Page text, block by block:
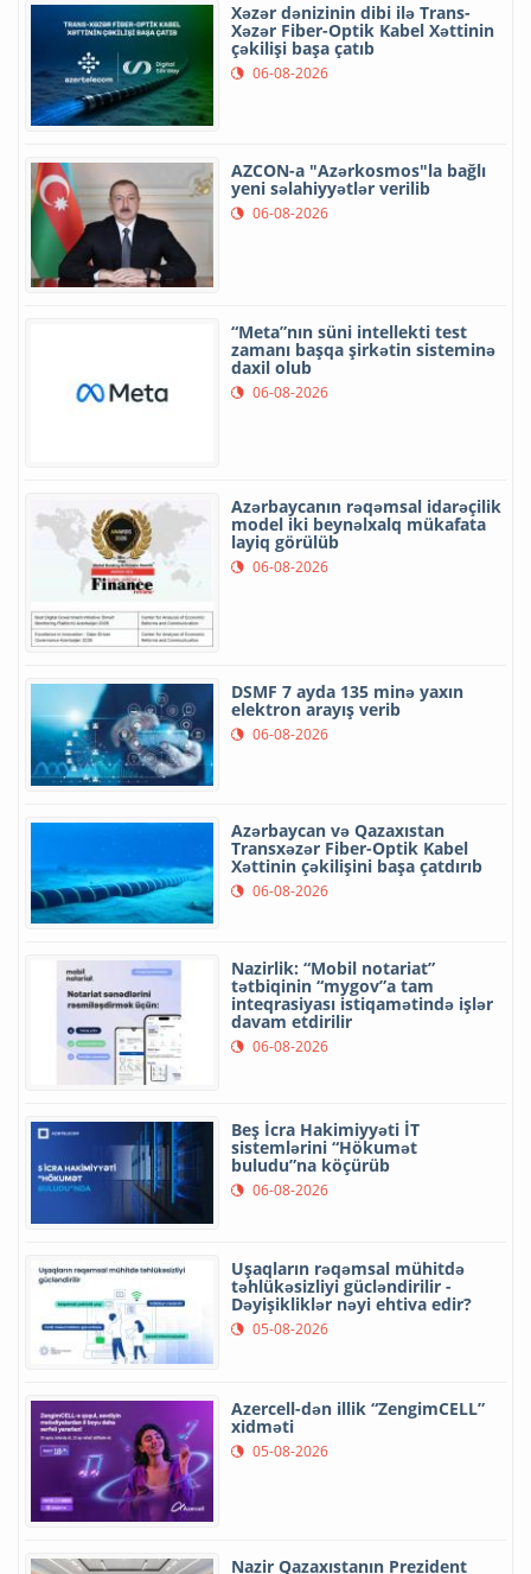
Xəzər dənizinin dibi ilə Trans-
Xəzər Fiber-Optik Kabel Xəttinin
çəkilişi başa çatıb
06-08-2026
AZCON-a "Azərkosmos"la bağlı
yeni səlahiyyətlər verilib
06-08-2026
“Meta”nın süni intellekti test
zamanı başqa şirkətin sisteminə
daxil olub
06-08-2026
Azərbaycanın rəqəmsal idarəçilik
model iki beynəlxalq mükafata
layiq görülüb
06-08-2026
DSMF 7 ayda 135 minə yaxın
elektron arayış verib
06-08-2026
Azərbaycan və Qazaxıstan
Transxəzər Fiber-Optik Kabel
Xəttinin çəkilişini başa çatdırıb
06-08-2026
Nazirlik: “Mobil notariat”
tətbiqinin “mygov”a tam
inteqrasiyası istiqamətində işlər
davam etdirilir
06-08-2026
Beş İcra Hakimiyyəti İT
sistemlərini “Hökumət
buludu”na köçürüb
06-08-2026
Uşaqların rəqəmsal mühitdə
təhlükəsizliyi gücləndirilir -
Dəyişikliklər nəyi ehtiva edir?
05-08-2026
Azercell-dən illik “ZengimCELL”
xidməti
05-08-2026
Nazir Qazaxıstanın Prezident